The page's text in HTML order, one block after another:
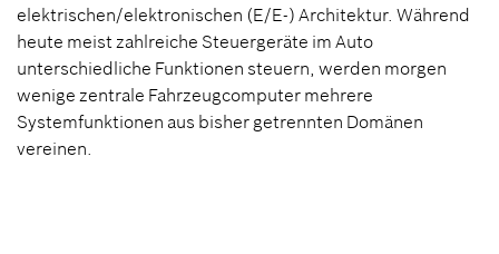
elektrischen/elektronischen (E/E-) Architektur. Während
heute meist zahlreiche Steuergeräte im Auto
unterschiedliche Funktionen steuern, werden morgen
wenige zentrale Fahrzeugcomputer mehrere
Systemfunktionen aus bisher getrennten Domänen
vereinen.